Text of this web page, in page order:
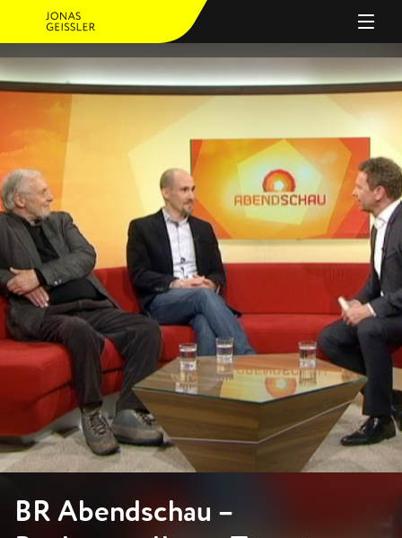
PERSON
ANGEBOT
JOURNAL
REFERENZEN
BR Abendschau –